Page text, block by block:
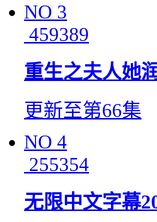
NO 3
459389
重生之夫人她
更新至第66集
NO 4
255354
无限中文字幕